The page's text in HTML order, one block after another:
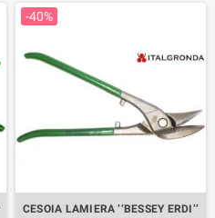
-40%
CESOIA LAMIERA ’’BESSEY ERDI’’